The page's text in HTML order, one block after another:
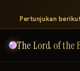
Pertunjukan
The Lord of the